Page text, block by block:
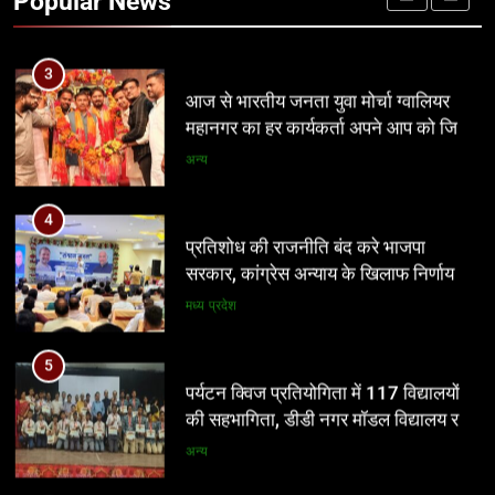
3
आज से भारतीय जनता युवा मोर्चा ग्वालियर
महानगर का हर कार्यकर्ता अपने आप को जिला
अध्यक्ष समझे – शिवम रानू राजावत
अन्य
4
प्रतिशोध की राजनीति बंद करे भाजपा
सरकार, कांग्रेस अन्याय के खिलाफ निर्णायक
संघर्ष करेगी
मध्य प्रदेश
5
पर्यटन क्विज प्रतियोगिता में 117 विद्यालयों
की सहभागिता, डीडी नगर मॉडल विद्यालय रहा
प्रथम
अन्य